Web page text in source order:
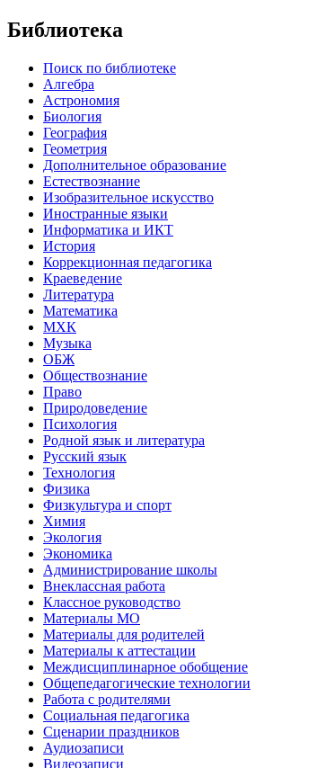
Библиотека
Поиск по библиотеке
Алгебра
Астрономия
Биология
География
Геометрия
Дополнительное образование
Естествознание
Изобразительное искусство
Иностранные языки
Информатика и ИКТ
История
Коррекционная педагогика
Краеведение
Литература
Математика
МХК
Музыка
ОБЖ
Обществознание
Право
Природоведение
Психология
Родной язык и литература
Русский язык
Технология
Физика
Физкультура и спорт
Химия
Экология
Экономика
Администрирование школы
Внеклассная работа
Классное руководство
Материалы МО
Материалы для родителей
Материалы к аттестации
Междисциплинарное обобщение
Общепедагогические технологии
Работа с родителями
Социальная педагогика
Сценарии праздников
Аудиозаписи
Видеозаписи